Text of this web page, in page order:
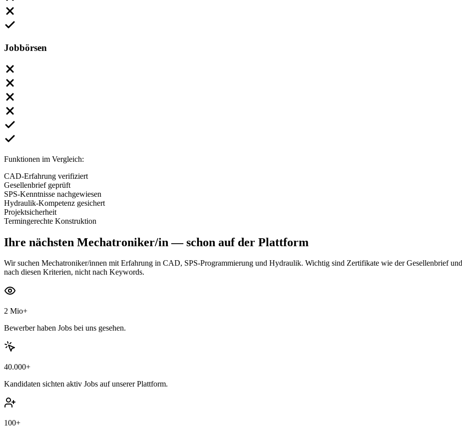
Jobbörsen
Funktionen im Vergleich:
CAD-Erfahrung verifiziert
Gesellenbrief geprüft
SPS-Kenntnisse nachgewiesen
Hydraulik-Kompetenz gesichert
Projektsicherheit
Termingerechte Konstruktion
Ihre nächsten Mechatroniker/in — schon auf der Plattform
Wir suchen Mechatroniker/innen mit Erfahrung in CAD, SPS-Programmierung und Hydraulik. Wichtig sind Zertifikate wie der Gesellenbrief
nach diesen Kriterien, nicht nach Keywords.
2 Mio+
Bewerber haben Jobs bei uns gesehen.
40.000+
Kandidaten sichten aktiv Jobs auf unserer Plattform.
100+